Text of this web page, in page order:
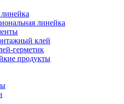
линейка
клей
герметик
продукты